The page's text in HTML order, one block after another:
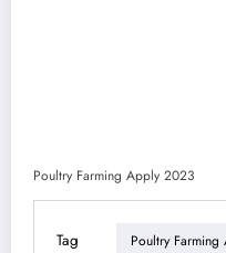
Poultry Farming Apply 2023
Tag Poultry